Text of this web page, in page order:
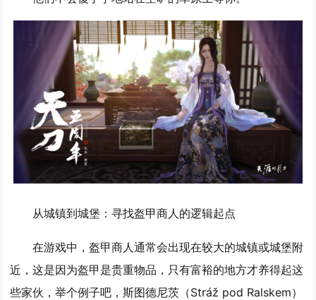
从城镇到城堡：寻找盔甲商人的逻辑起点
在游戏中，盔甲商人通常会出现在较大的城镇或城堡附
近，这是因为盔甲是贵重物品，只有富裕的地方才养得起这
些家伙，举个例子吧，斯图德尼茨（Stráž pod Ralskem）